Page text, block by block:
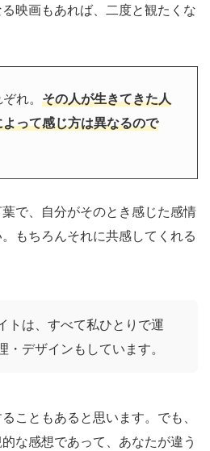
映画もあれば、二度と観たくな
れ。 その人が生きてきた人
って感じ方は異なるので
で、自分がそのとき感じた感情
もちろんそれに共感してくれる
トは、すべて私ひとりで運
・デザインもしています。
こともあると思います。でも、
な感想であって、あなたが違う